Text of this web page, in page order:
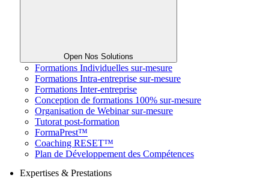
Open Nos Solutions
Formations Individuelles sur-mesure
Formations Intra-entreprise sur-mesure
Formations Inter-entreprise
Conception de formations 100% sur-mesure
Organisation de Webinar sur-mesure
Tutorat post-formation
FormaPrest™
Coaching RESET™
Plan de Développement des Compétences
Expertises & Prestations